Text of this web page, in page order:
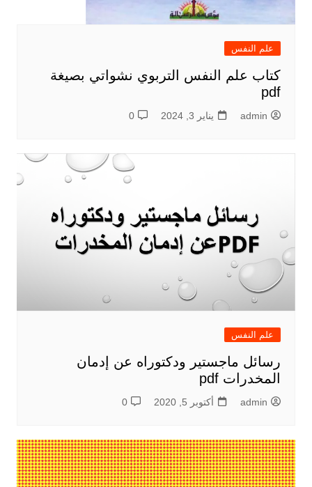
علم النفس
كتاب علم النفس التربوي نشواتي بصيغة
pdf
admin يناير 3, 2024 0
علم النفس
رسائل ماجستير ودكتوراه عن إدمان
المخدرات pdf
admin أكتوبر 5, 2020 0